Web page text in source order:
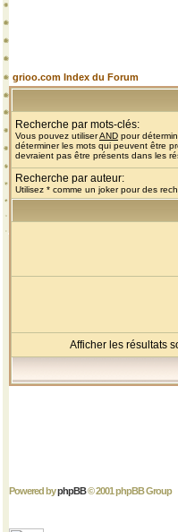
grioo.com Index du Forum
Recherche par mots-clés:
Vous pouvez utiliserAND pour
déterminer les mots qui peuvent être
devraient pas être présents dans les
Recherche par auteur:
Utilisez * comme un joker pour des
Afficher les résultats
Powered byphpBB© 2001 phpBB Group